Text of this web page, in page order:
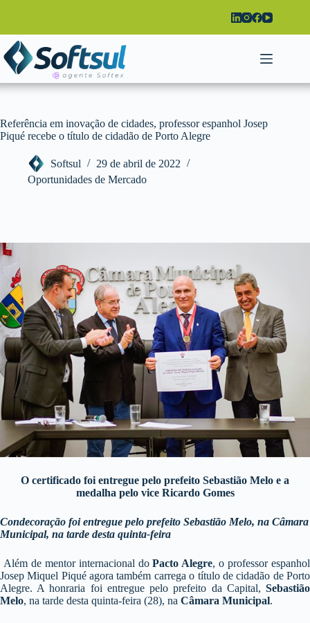
conteúdo
Referência em inovação de cidades, professor espanhol Josep
Piqué recebe o título de cidadão de Porto Alegre
Softsul
29 de abril de 2022
Oportunidades de Mercado
O certificado foi entregue pelo prefeito Sebastião Melo e a
medalha pelo vice Ricardo Gomes
Condecoração foi entregue pelo prefeito Sebastião Melo, na Câmara
Municipal, na tarde desta quinta-feira
Além de mentor internacional doPacto Alegre, o professor espanhol
Josep Miquel Piqué agora também carrega o título de cidadão de Porto
Alegre. A honraria foi entregue pelo prefeito da Capital, Sebastião
Melo, na tarde desta quinta-feira (28), na Câmara Municipal.